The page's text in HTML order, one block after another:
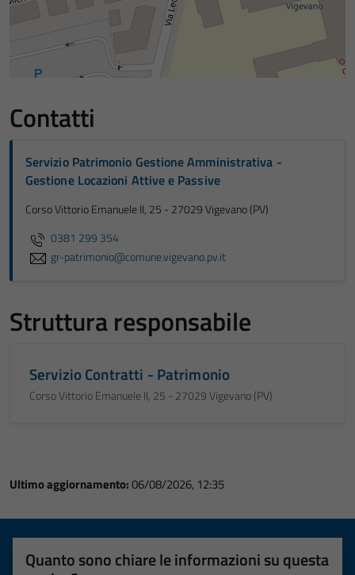
Contatti
Servizio Patrimonio Gestione Amministrativa -
Gestione Locazioni Attive e Passive
Corso Vittorio Emanuele II, 25 - 27029 Vigevano (PV)
0381 299 354
gr-patrimonio@comune.vigevano.pv.it
Struttura responsabile
Servizio Contratti - Patrimonio
Corso Vittorio Emanuele II, 25 - 27029 Vigevano (PV)
Ultimo aggiornamento:06/08/2026, 12:35
Quanto sono chiare le informazioni su questa